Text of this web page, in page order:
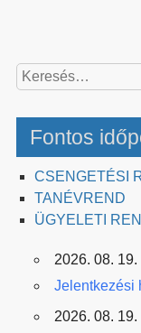
Keresés:
Fontos
CSENGETÉSI
TANÉVREND
ÜGYELETI
2026. 08. 19.
Jelentkezési
2026. 08. 19.